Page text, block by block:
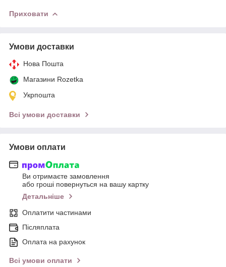
Приховати
Умови доставки
Нова Пошта
Магазини Rozetka
Укрпошта
Всі умови доставки
Умови оплати
Ви отримаєте замовлення
або гроші повернуться на вашу картку
Детальніше
Оплатити частинами
Післяплата
Оплата на рахунок
Всі умови оплати